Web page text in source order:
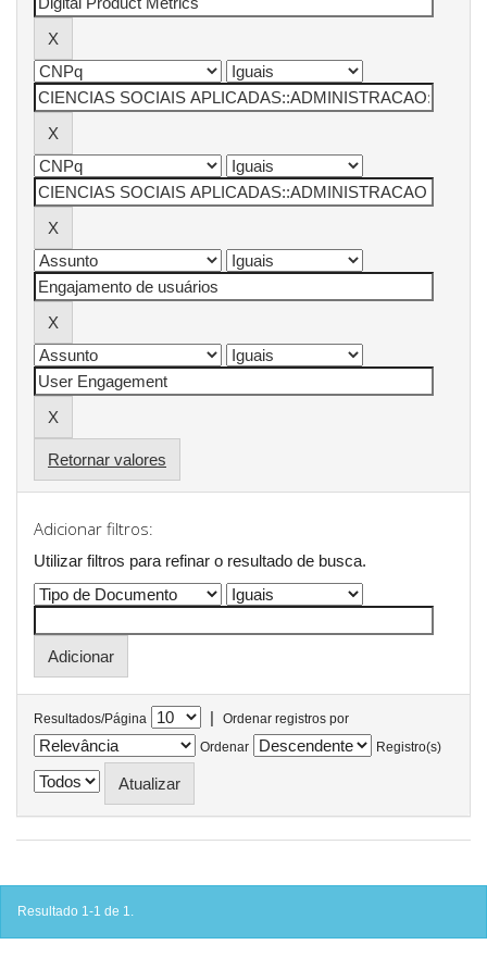
Retornar valores
Adicionar filtros:
Utilizar filtros para refinar o resultado de busca.
Resultados/Página |
Ordenar registros por
Ordenar
Registro(s)
Resultado 1-1 de 1.